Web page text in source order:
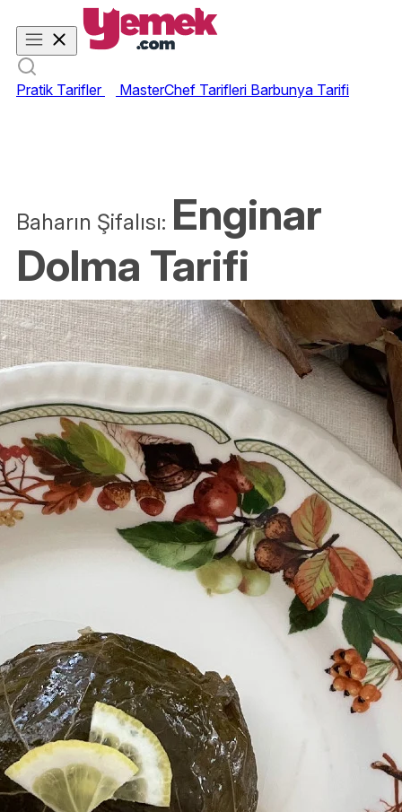
Pratik Tarifler MasterChef Tarifleri Barbunya Tarifi
Baharın Şifalısı: Enginar
Dolma Tarifi